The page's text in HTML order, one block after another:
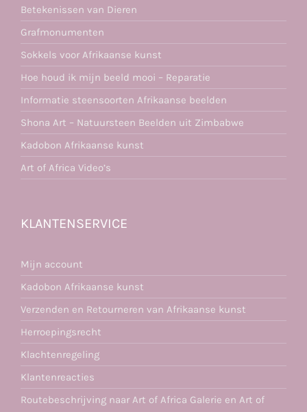
Betekenissen van Dieren
Grafmonumenten
Sokkels voor Afrikaanse kunst
Hoe houd ik mijn beeld mooi – Reparatie
Informatie steensoorten Afrikaanse beelden
Shona Art – Natuursteen Beelden uit Zimbabwe
Kadobon Afrikaanse kunst
Art of Africa Video’s
KLANTENSERVICE
Mijn account
Kadobon Afrikaanse kunst
Verzenden en Retourneren van Afrikaanse kunst
Herroepingsrecht
Klachtenregeling
Klantenreacties
Routebeschrijving naar Art of Africa Galerie en Art of